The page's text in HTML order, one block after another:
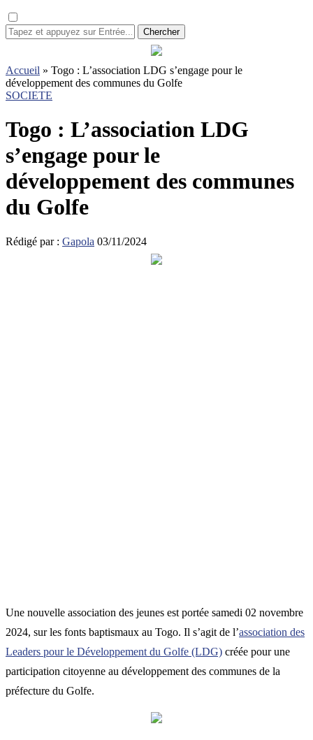
Chercher
Accueil » Togo : L’association LDG s’engage pour le
développement des communes du Golfe
SOCIETE
Togo : L’association LDG
s’engage pour le
développement des communes
du Golfe
Rédigé par : Gapola 03/11/2024
Une nouvelle association des jeunes est portée samedi 02 novembre
2024, sur les fonts baptismaux au Togo. Il s’agit de l’association des
Leaders pour le Développement du Golfe (LDG) créée pour une
participation citoyenne au développement des communes de la
préfecture du Golfe.